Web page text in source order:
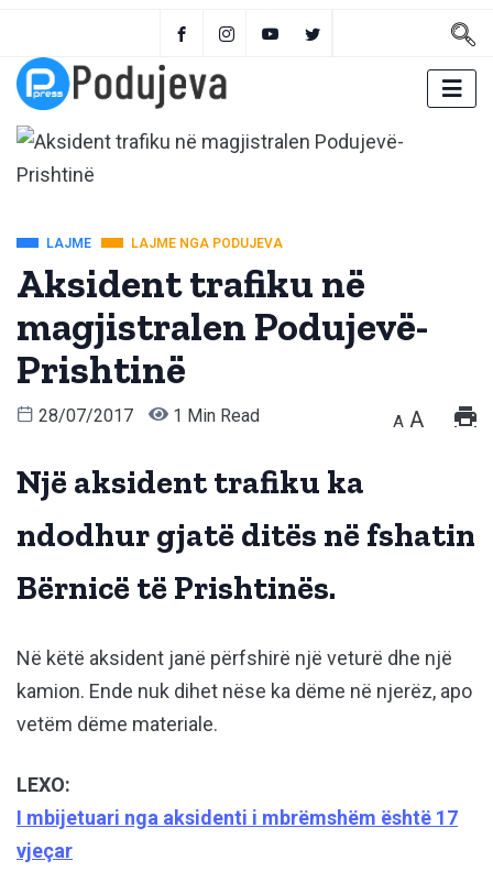
LAJME LAJME NGA PODUJEVA
Aksident trafiku në
magjistralen Podujevë-
Prishtinë
28/07/2017 1 Min Read A A
Një aksident trafiku ka
ndodhur gjatë ditës në fshatin
Bërnicë të Prishtinës.
Në këtë aksident janë përfshirë një veturë dhe një
kamion. Ende nuk dihet nëse ka dëme në njerëz, apo
vetëm dëme materiale.
LEXO:
I mbijetuari nga aksidenti i mbrëmshëm është 17
vjeçar